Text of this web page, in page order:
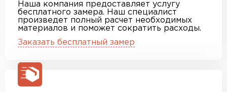
Наша компания предоставляет услугу
бесплатного замера. Наш специалист
произведет полный расчет необходимых
материалов и поможет сократить расходы.
Заказать бесплатный замер